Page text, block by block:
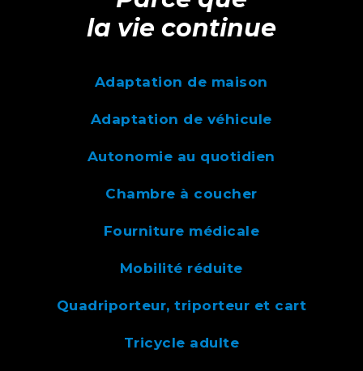
la vie continue
Adaptation de maison
Adaptation de véhicule
Autonomie au quotidien
Chambre à coucher
Fourniture médicale
Mobilité réduite
Quadriporteur, triporteur et cart
Tricycle adulte